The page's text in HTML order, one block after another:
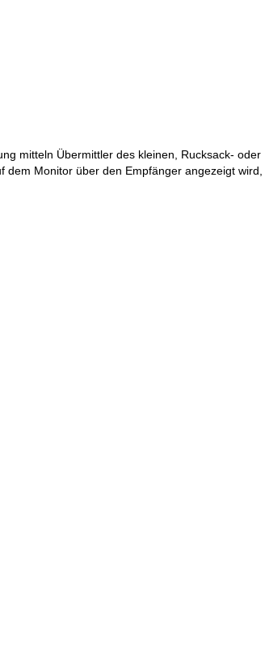
mitteln Übermittler des kleinen, Rucksack- oder
Monitor über den Empfänger angezeigt